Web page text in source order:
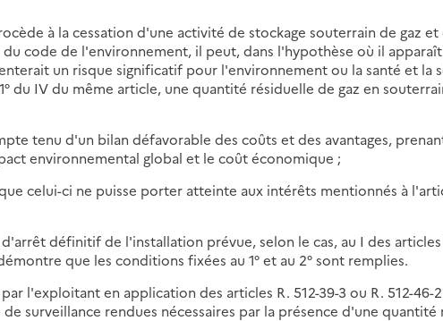
à la cessation d'une activité de stockage souterrain de gaz
du code de l'environnement, il peut, dans l'hypothèse où il
un risque significatif pour l'environnement ou la santé et la
du IV du même article, une quantité résiduelle de gaz en
tenu d'un bilan défavorable des coûts et des avantages,
environnemental global et le coût économique ;
celui-ci ne puisse porter atteinte aux intérêts mentionnés à
définitif de l'installation prévue, selon le cas, au I des articles
que les conditions fixées au 1° et au 2° sont remplies.
l'exploitant en application des articles R. 512-39-3 ou R. 512-46-
surveillance rendues nécessaires par la présence d'une quantité